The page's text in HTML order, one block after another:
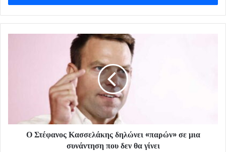
Ο Στέφανος Κασσελάκης δηλώνει «παρών» σε μια
συνάντηση που δεν θα γίνει